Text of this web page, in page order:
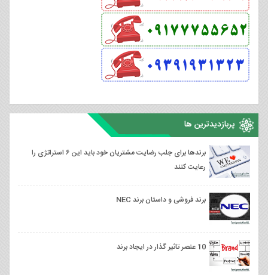
پربازدیدترین ها
برندها برای جلب رضایت مشتریان خود باید این ۶ استراتژی را
رعایت کنند
برند فروشی و داستان برند NEC
10 عنصر تاثیر گذار در ایجاد برند